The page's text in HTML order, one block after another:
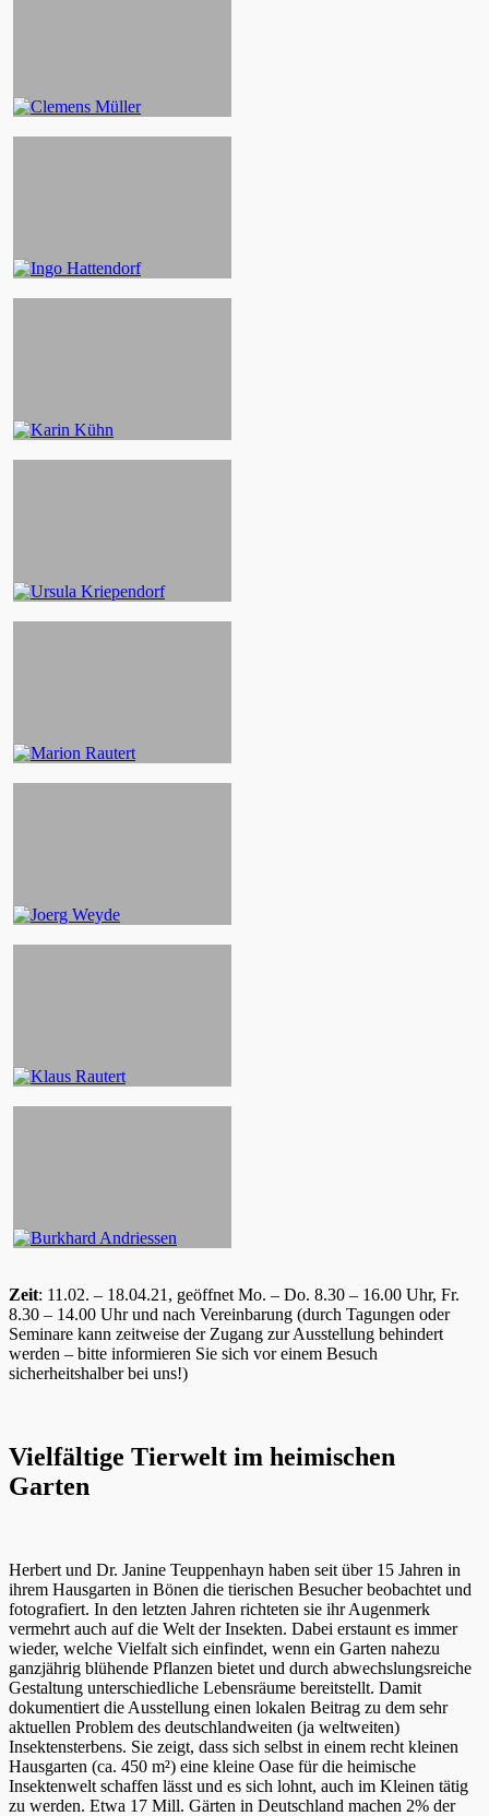
Zeit: 11.02. – 18.04.21, geöffnet Mo. – Do. 8.30 – 16.00 Uhr, Fr.
8.30 – 14.00 Uhr und nach Vereinbarung (durch Tagungen oder
Seminare kann zeitweise der Zugang zur Ausstellung behindert
werden – bitte informieren Sie sich vor einem Besuch
sicherheitshalber bei uns!)
Vielfältige Tierwelt im heimischen
Garten
Herbert und Dr. Janine Teuppenhayn haben seit über 15 Jahren in
ihrem Hausgarten in Bönen die tierischen Besucher beobachtet und
fotografiert. In den letzten Jahren richteten sie ihr Augenmerk
vermehrt auch auf die Welt der Insekten. Dabei erstaunt es immer
wieder, welche Vielfalt sich einfindet, wenn ein Garten nahezu
ganzjährig blühende Pflanzen bietet und durch abwechslungsreiche
Gestaltung unterschiedliche Lebensräume bereitstellt. Damit
dokumentiert die Ausstellung einen lokalen Beitrag zu dem sehr
aktuellen Problem des deutschlandweiten (ja weltweiten)
Insektensterbens. Sie zeigt, dass sich selbst in einem recht kleinen
Hausgarten (ca. 450 m²) eine kleine Oase für die heimische
Insektenwelt schaffen lässt und es sich lohnt, auch im Kleinen tätig
zu werden. Etwa 17 Mill. Gärten in Deutschland machen 2% der